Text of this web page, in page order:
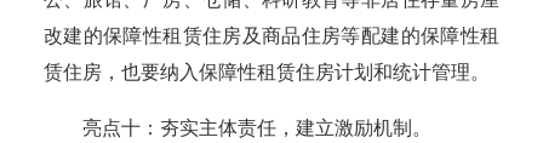
改建的保障性租赁住房及商品住房等配建的保障性租
赁住房，也要纳入保障性租赁住房计划和统计管理。
亮点十：夯实主体责任，建立激励机制。